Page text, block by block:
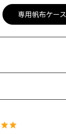
専用帆布ケース